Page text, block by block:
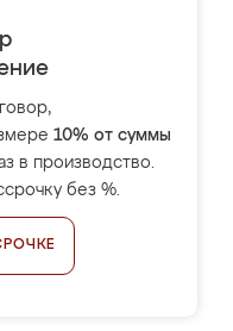
10% от суммы
в производство.
без %.